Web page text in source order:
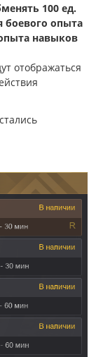
100 ед.
опыта
навыков
отображаться